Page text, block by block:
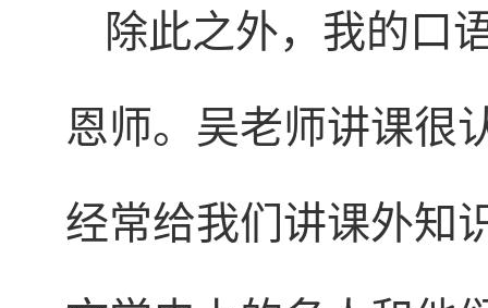
除此之外，我的口
恩师。吴老师讲课很
经常给我们讲课外知